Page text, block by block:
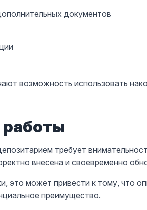
документов
возможность использовать
требует
внесена и своевременно
это может привести к тому, что
преимущество.